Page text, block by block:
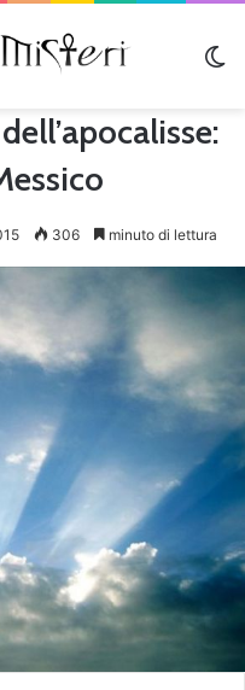
306 minuto di lettura